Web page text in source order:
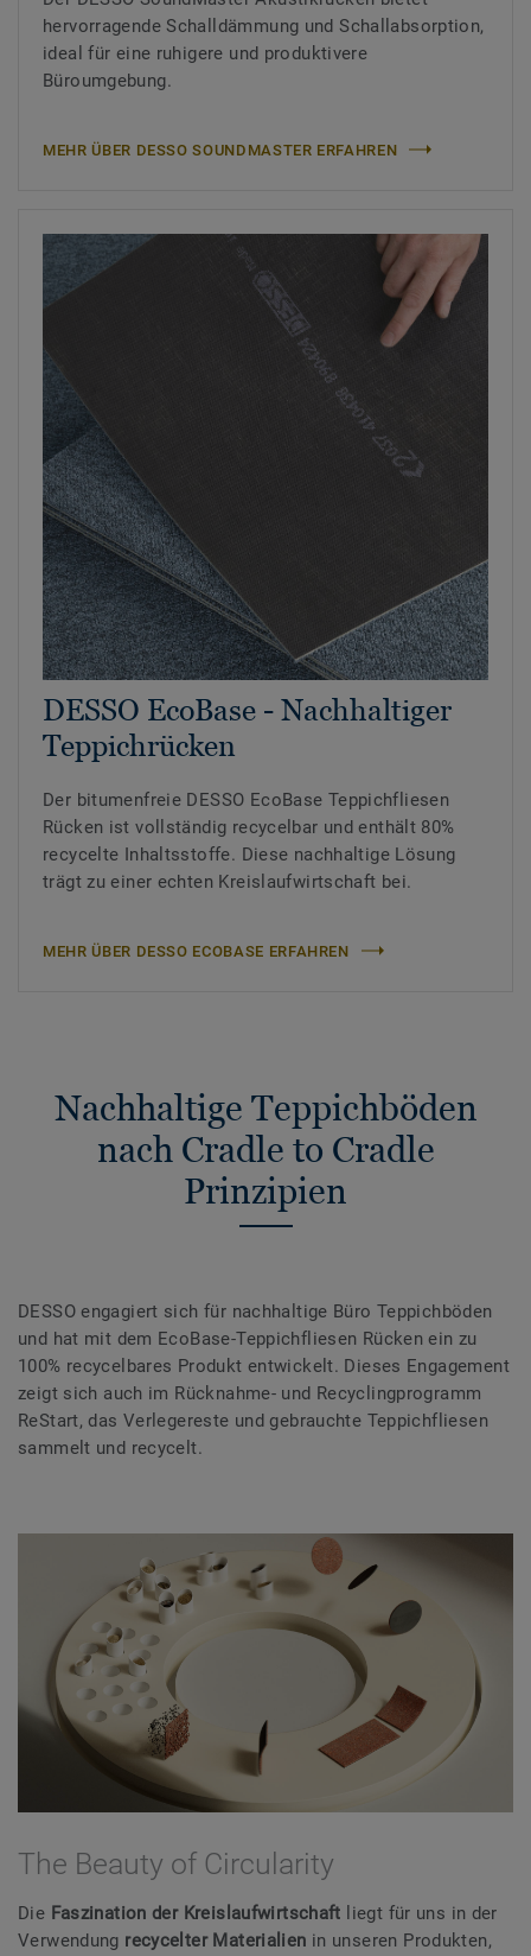
hervorragende Schalldämmung und Schallabsorption,
ideal für eine ruhigere und produktivere
Büroumgebung.
MEHR ÜBER DESSO SOUNDMASTER ERFAHREN
DESSO EcoBase - Nachhaltiger
Teppichrücken
Der bitumenfreie DESSO EcoBase Teppichfliesen
Rücken ist vollständig recycelbar und enthält 80%
recycelte Inhaltsstoffe. Diese nachhaltige Lösung
trägt zu einer echten Kreislaufwirtschaft bei.
MEHR ÜBER DESSO ECOBASE ERFAHREN
Nachhaltige Teppichböden
nach Cradle to Cradle
Prinzipien
DESSO engagiert sich für nachhaltige Büro Teppichböden
und hat mit dem EcoBase-Teppichfliesen Rücken ein zu
100% recycelbares Produkt entwickelt. Dieses Engagement
zeigt sich auch im Rücknahme- und Recyclingprogramm
ReStart, das Verlegereste und gebrauchte Teppichfliesen
sammelt und recycelt.
The Beauty of Circularity
Die Faszination der Kreislaufwirtschaft liegt für uns in der
Verwendung recycelter Materialien in unseren Produkten,